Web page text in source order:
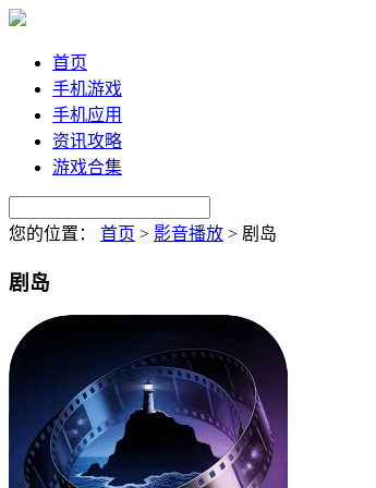
首页
手机游戏
手机应用
资讯攻略
游戏合集
您的位置： 首页 > 影音播放 > 剧岛
剧岛